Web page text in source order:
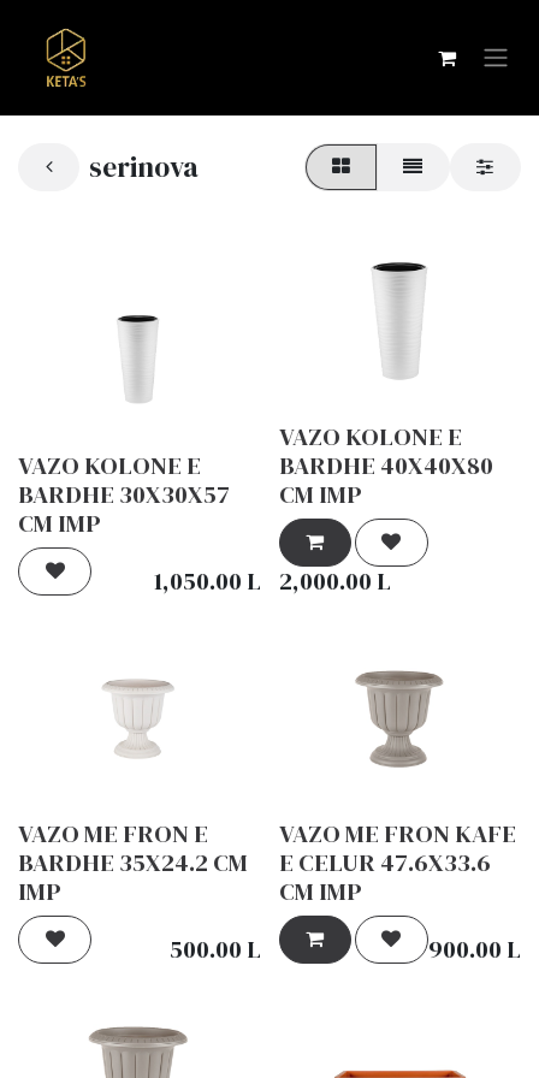
serinova
VAZO KOLONE E
BARDHE 30X30X57
CM IMP
1,050.00 L
VAZO KOLONE E
BARDHE 40X40X80
CM IMP
2,000.00 L
VAZO ME FRON E
BARDHE 35X24.2 CM
IMP
500.00 L
VAZO ME FRON KAFE
E CELUR 47.6X33.6
CM IMP
900.00 L